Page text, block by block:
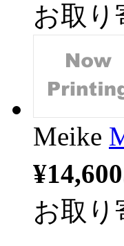
お取り
Meike
¥14,600
お取り